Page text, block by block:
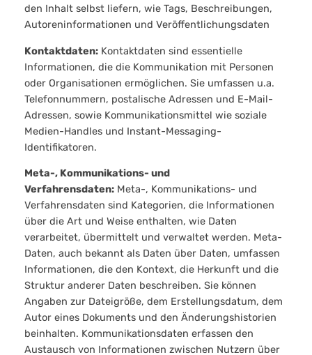
den Inhalt selbst liefern, wie Tags, Beschreibungen,
Autoreninformationen und Veröffentlichungsdaten
Kontaktdaten:Kontaktdaten sind essentielle
Informationen, die die Kommunikation mit Personen
oder Organisationen ermöglichen. Sie umfassen u.a.
Telefonnummern, postalische Adressen und E-Mail-
Adressen, sowie Kommunikationsmittel wie soziale
Medien-Handles und Instant-Messaging-
Identifikatoren.
Meta-, Kommunikations- und
Verfahrensdaten:Meta-, Kommunikations- und
Verfahrensdaten sind Kategorien, die Informationen
über die Art und Weise enthalten, wie Daten
verarbeitet, übermittelt und verwaltet werden. Meta-
Daten, auch bekannt als Daten über Daten, umfassen
Informationen, die den Kontext, die Herkunft und die
Struktur anderer Daten beschreiben. Sie können
Angaben zur Dateigröße, dem Erstellungsdatum, dem
Autor eines Dokuments und den Änderungshistorien
beinhalten. Kommunikationsdaten erfassen den
Austausch von Informationen zwischen Nutzern über